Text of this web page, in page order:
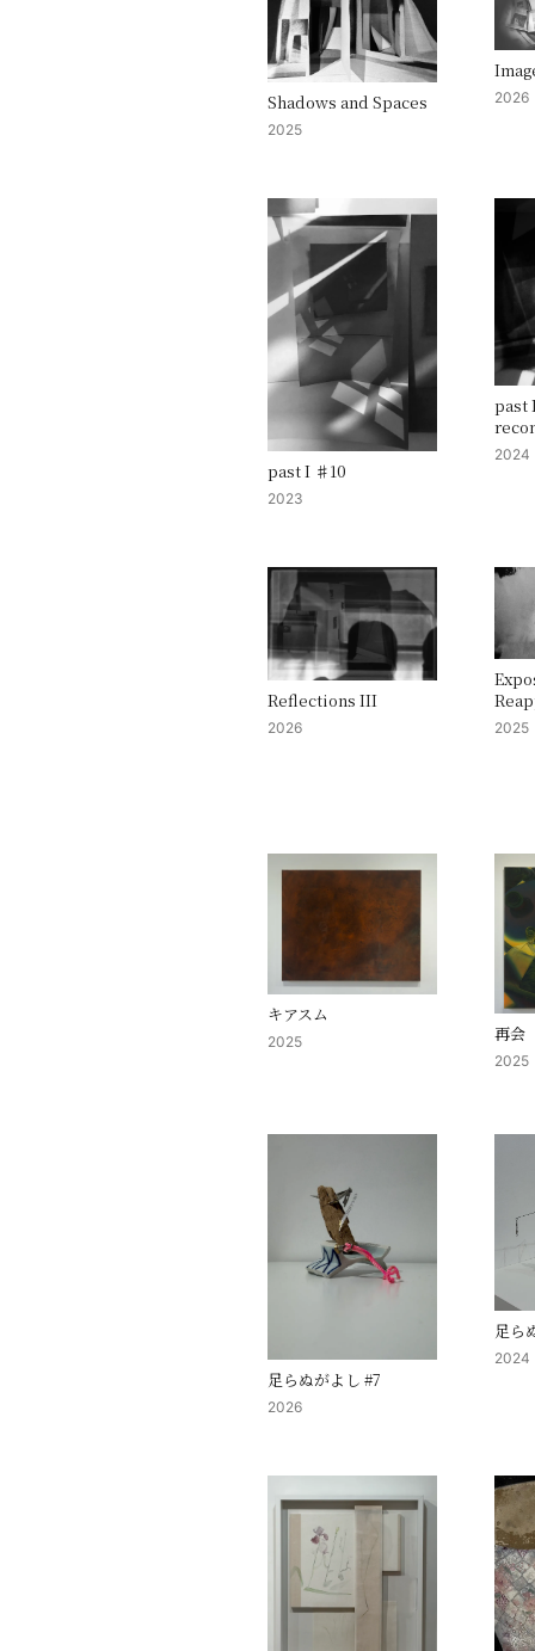
Shadows and Spaces
2025
2026
past I ♯10
2023
past
2024
Reflections III
2026 2025
キアスム
2025 再会
2025
足らぬがよし #7
2026
足ら
2024